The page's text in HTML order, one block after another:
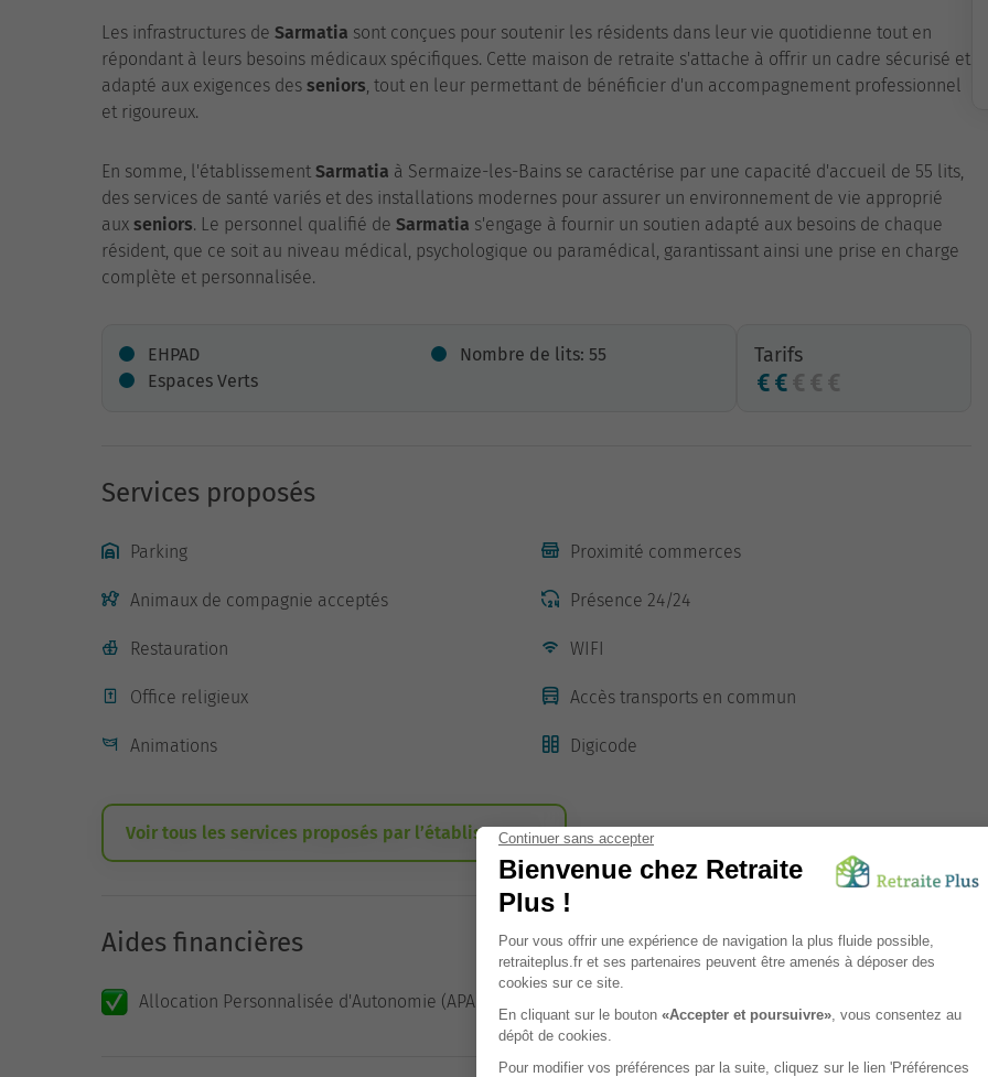
Les infrastructures de Sarmatia sont conçues pour soutenir les résidents dans leur vie quotidienne tout en
répondant à leurs besoins médicaux spécifiques. Cette maison de retraite s'attache à offrir un cadre sécurisé et
adapté aux exigences des seniors, tout en leur permettant de bénéficier d'un accompagnement professionnel
et rigoureux.
En somme, l'établissement Sarmatia à Sermaize-les-Bains se caractérise par une capacité d'accueil de 55 lits,
des services de santé variés et des installations modernes pour assurer un environnement de vie approprié
aux seniors. Le personnel qualifié de Sarmatia s'engage à fournir un soutien adapté aux besoins de chaque
résident, que ce soit au niveau médical, psychologique ou paramédical, garantissant ainsi une prise en charge
complète et personnalisée.
EHPAD
Nombre de lits: 55
Espaces Verts
Tarifs
Services proposés
Parking Proximité commerces
Animaux de compagnie acceptés Présence 24/24
Restauration WIFI
Office religieux Accès transports en commun
Animations Digicode
Voir tous les services proposés par l’établissement
Aides financières
Allocation Personnalisée d'Autonomie (APA)